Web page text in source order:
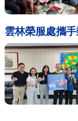
雲林榮服處攜